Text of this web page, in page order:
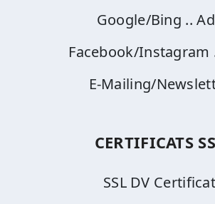
Google/Bing ..
Facebook/Instagram
E-Mailing/
CERTIFICATS
SSL DV Certificat